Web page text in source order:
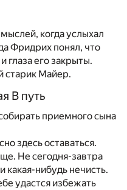
когда услыхал
Фридрих понял, что
глаза его закрыты.
старик Майер.
В путь
приемного сына
здесь оставаться.
Не сегодня-завтра
какая-нибудь нечисть.
удастся избежать